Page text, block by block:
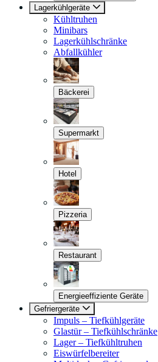
Lagerkühlgeräte
Kühltruhen
Minibars
Lagerkühlschränke
Abfallkühler
Bäckerei
Supermarkt
Hotel
Pizzeria
Restaurant
Energieeffiziente Geräte
Gefriergeräte
Impuls – Tiefkühlgeräte
Glastür – Tiefkühlschränke
Lager – Tiefkühltruhen
Eiswürfelbereiter